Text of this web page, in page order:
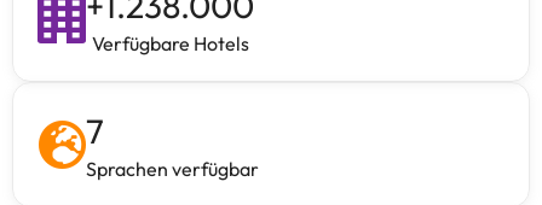
Verfügbare Hotels
7
Sprachen verfügbar